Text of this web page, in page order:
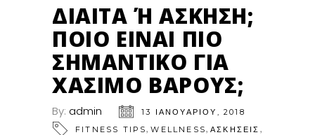
ΔΊΑΙΤΑ Ή ΆΣΚΗΣΗ; Π
ΟΙΟ ΕΊΝΑΙ ΠΙΟ Σ
ΗΜΑΝΤΙΚΌ ΓΙΑ Χ
ΆΣΙΜΟ ΒΆΡΟΥΣ;
By: admin
13 ΙΑΝΟΥΑΡΊΟΥ, 2018
FITNESS TIPS,WELLNESS,ΑΣΚΗΣΕΙΣ ,